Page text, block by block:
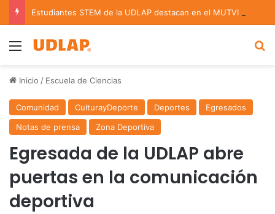
Menu
Inicio / Escuela de Ciencias
Comunidad CulturayDeporte Deportes
Egresados
Notas de prensa
Zona Deportiva
Egresada de la UDLAP abre
puertas en la comunicación
deportiva